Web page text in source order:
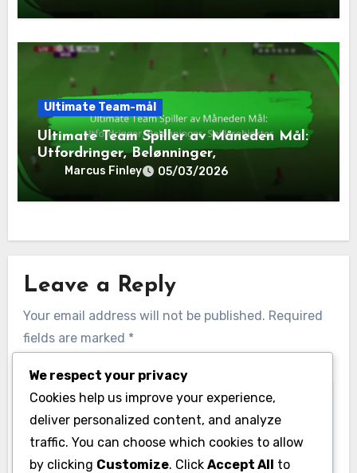
Ultimate Team-mål
Ultimate Team Spiller av Måneden Mål:
Utfordringer, Belønninger,
Spillerobjekter
Marcus Finley 05/03/2026
Leave a Reply
Your email address will not be published. Required
fields are marked *
Comment*
We respect your privacy
Cookies help us improve your experience,
deliver personalized content, and analyze
traffic. You can choose which cookies to allow
by clicking Customize. Click Accept All to